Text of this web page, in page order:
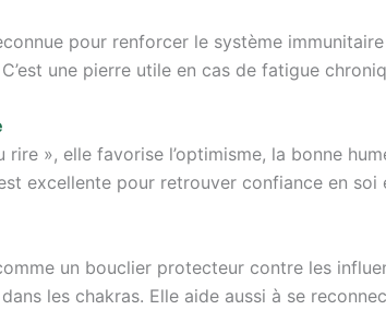
pour renforcer le système
une pierre utile en cas de fatigue
rire », elle favorise l’optimisme, la bonne
excellente pour retrouver confiance en soi
un bouclier protecteur contre les
les chakras. Elle aide aussi à se